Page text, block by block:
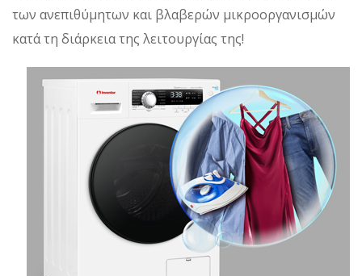
των ανεπιθύμητων και βλαβερών μικροοργανισμών
κατά τη διάρκεια της λειτουργίας της!